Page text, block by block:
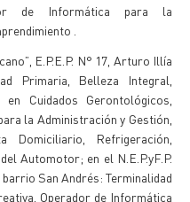
de Informática para la
.
E.P.E.P. N° 17, Arturo Illía
Primaria, Belleza Integral,
Cuidados Gerontológicos,
la Administración y Gestión,
Domiciliario, Refrigeración,
Automotor; en el N.E.P.yF.P.
barrio San Andrés: Terminalidad
Operador de Informática